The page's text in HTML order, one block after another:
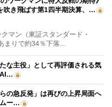
吹き飛ばす第1四半期決算、…
マン（東証スタンダード・
まりで約34％下落…
な主役」として再評価される気
AI…
の急反発」は再びの上昇局面へ
ー…